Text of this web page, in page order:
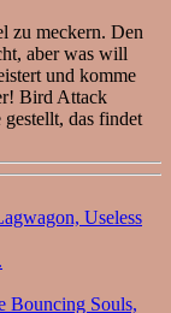
zu meckern. Den
aber was will
und komme
Bird Attack
das findet